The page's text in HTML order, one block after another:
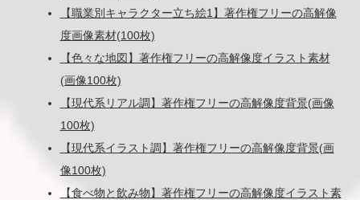
【職業別キャラクター立ち絵1】著作権フリーの高解像
度画像素材(100枚)
【色々な地図】著作権フリーの高解像度イラスト素材
(画像100枚)
【現代系リアル調】著作権フリーの高解像度背景(画像
100枚)
【現代系イラスト調】著作権フリーの高解像度背景(画
像100枚)
【食べ物と飲み物】著作権フリーの高解像度イラスト素